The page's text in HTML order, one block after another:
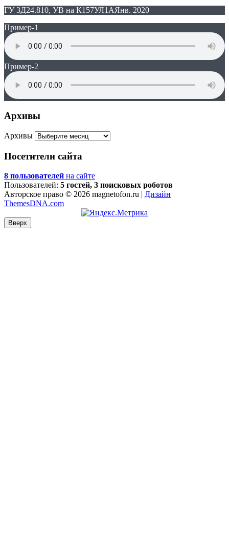
ГУ 3Д24.810, УВ на К157УЛ1АЯнв. 2020
Пример-1
Пример-2
Архивы
Архивы
Посетители сайта
8 пользователей на сайте
Пользователей: 5 гостей, 3 поисковых роботов
Авторское право © 2026 magnetofon.ru | Дизайн
ThemesDNA.com
Вверх